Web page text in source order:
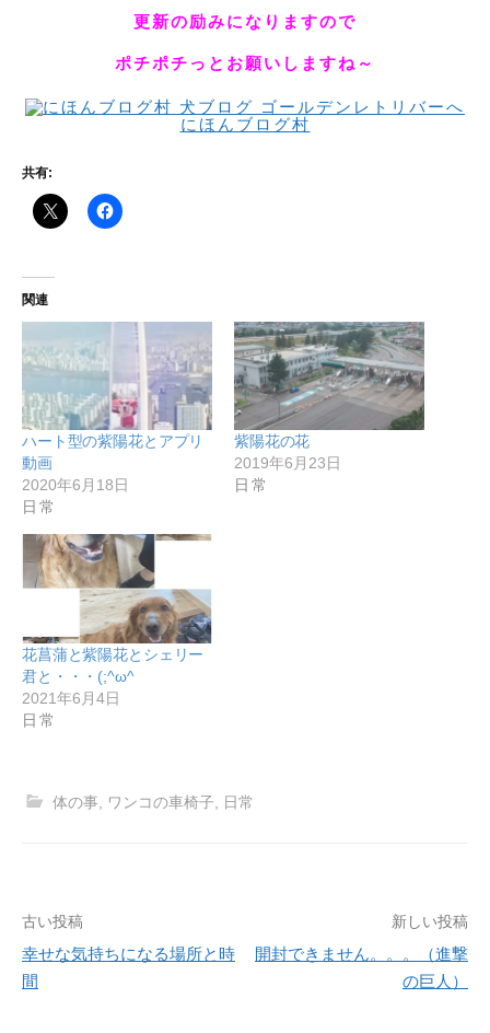
更新の励みになりますので
ポチポチっとお願いしますね～
にほんブログ村
共有:
関連
ハート型の紫陽花とアプリ
動画
2020年6月18日
日常
紫陽花の花
2019年6月23日
日常
花菖蒲と紫陽花とシェリー
君と・・・(;^ω^
2021年6月4日
日常
体の事 ワンコの車椅子 日常
投
稿
古い投稿
幸せな気持ちになる場所と時
間
新しい投稿
開封できません。。。（進撃
の巨人）